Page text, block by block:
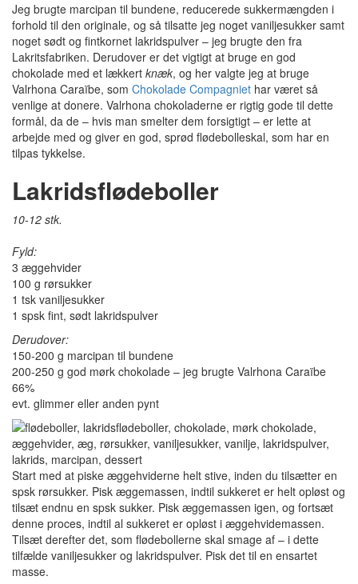
Jeg brugte marcipan til bundene, reducerede sukkermængden i
forhold til den originale, og så tilsatte jeg noget vaniljesukker samt
noget sødt og fintkornet lakridspulver – jeg brugte den fra
Lakritsfabriken. Derudover er det vigtigt at bruge en god
chokolade med et lækkert knæk, og her valgte jeg at bruge
Valrhona Caraïbe, som Chokolade Compagniet har været så
venlige at donere. Valrhona chokoladerne er rigtig gode til dette
formål, da de – hvis man smelter dem forsigtigt – er lette at
arbejde med og giver en god, sprød flødebolleskal, som har en
tilpas tykkelse.
Lakridsflødeboller
10-12 stk.
Fyld:
3 æggehvider
100 g rørsukker
1 tsk vaniljesukker
1 spsk fint, sødt lakridspulver
Derudover:
150-200 g marcipan til bundene
200-250 g god mørk chokolade – jeg brugte Valrhona Caraïbe
66%
evt. glimmer eller anden pynt
Start med at piske æggehviderne helt stive, inden du tilsætter en
spsk rørsukker. Pisk æggemassen, indtil sukkeret er helt opløst og
tilsæt endnu en spsk sukker. Pisk æggemassen igen, og fortsæt
denne proces, indtil al sukkeret er opløst i æggehvidemassen.
Tilsæt derefter det, som flødebollerne skal smage af – i dette
tilfælde vaniljesukker og lakridspulver. Pisk det til en ensartet
masse.